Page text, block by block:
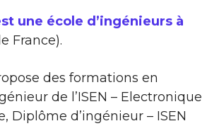
une école d’ingénieurs à
France).
des formations en
de l’ISEN – Electronique
Diplôme d’ingénieur – ISEN